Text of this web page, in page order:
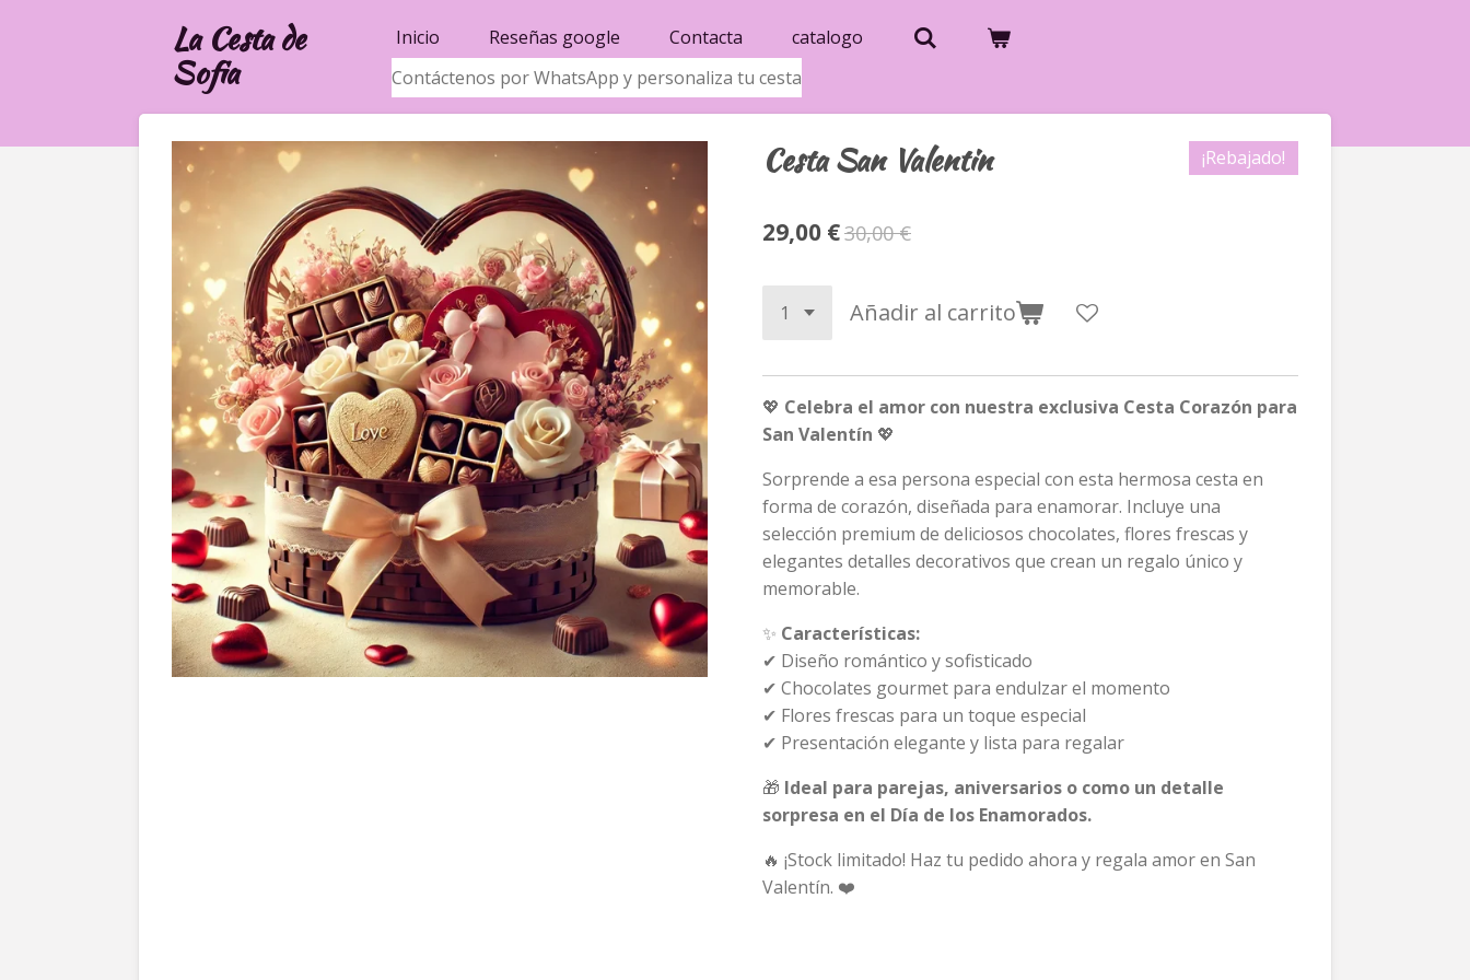
La Cesta de
Sofia
Inicio Reseñas google Contacta
catalogo
Contáctenos por WhatsApp y personaliza tu cesta
Cesta San Valentin ¡Rebajado!
29,00 €30,00 €
Añadir al carrito
💖 Celebra el amor con nuestra exclusiva Cesta Corazón para
San Valentín 💖
Sorprende a esa persona especial con esta hermosa cesta en
forma de corazón, diseñada para enamorar. Incluye una
selección premium de deliciosos chocolates, flores frescas y
elegantes detalles decorativos que crean un regalo único y
memorable.
✨ Características:
✔ Diseño romántico y sofisticado
✔ Chocolates gourmet para endulzar el momento
✔ Flores frescas para un toque especial
✔ Presentación elegante y lista para regalar
🎁 Ideal para parejas, aniversarios o como un detalle
sorpresa en el Día de los Enamorados.
🔥 ¡Stock limitado! Haz tu pedido ahora y regala amor en San
Valentín. ❤️